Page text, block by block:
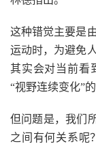
这种错觉主要是
运动时，为避免
其实会对当前看
“视野连续变化”
但问题是，我们
之间有何关系呢